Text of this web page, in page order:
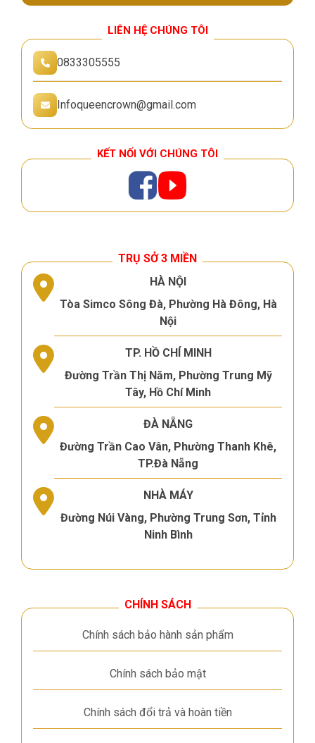
LIÊN HỆ CHÚNG TÔI
0833305555
Infoqueencrown@gmail.com
KẾT NỐI VỚI CHÚNG TÔI
TRỤ SỞ 3 MIỀN
HÀ NỘI
Tòa Simco Sông Đà, Phường Hà Đông, Hà
Nội
TP. HỒ CHÍ MINH
Đường Trần Thị Năm, Phường Trung Mỹ
Tây, Hồ Chí Minh
ĐÀ NẴNG
Đường Trần Cao Vân, Phường Thanh Khê,
TP.Đà Nẵng
NHÀ MÁY
Đường Núi Vàng, Phường Trung Sơn, Tỉnh
Ninh Bình
CHÍNH SÁCH
Chính sách bảo hành sản phẩm
Chính sách bảo mật
Chính sách đổi trả và hoàn tiền